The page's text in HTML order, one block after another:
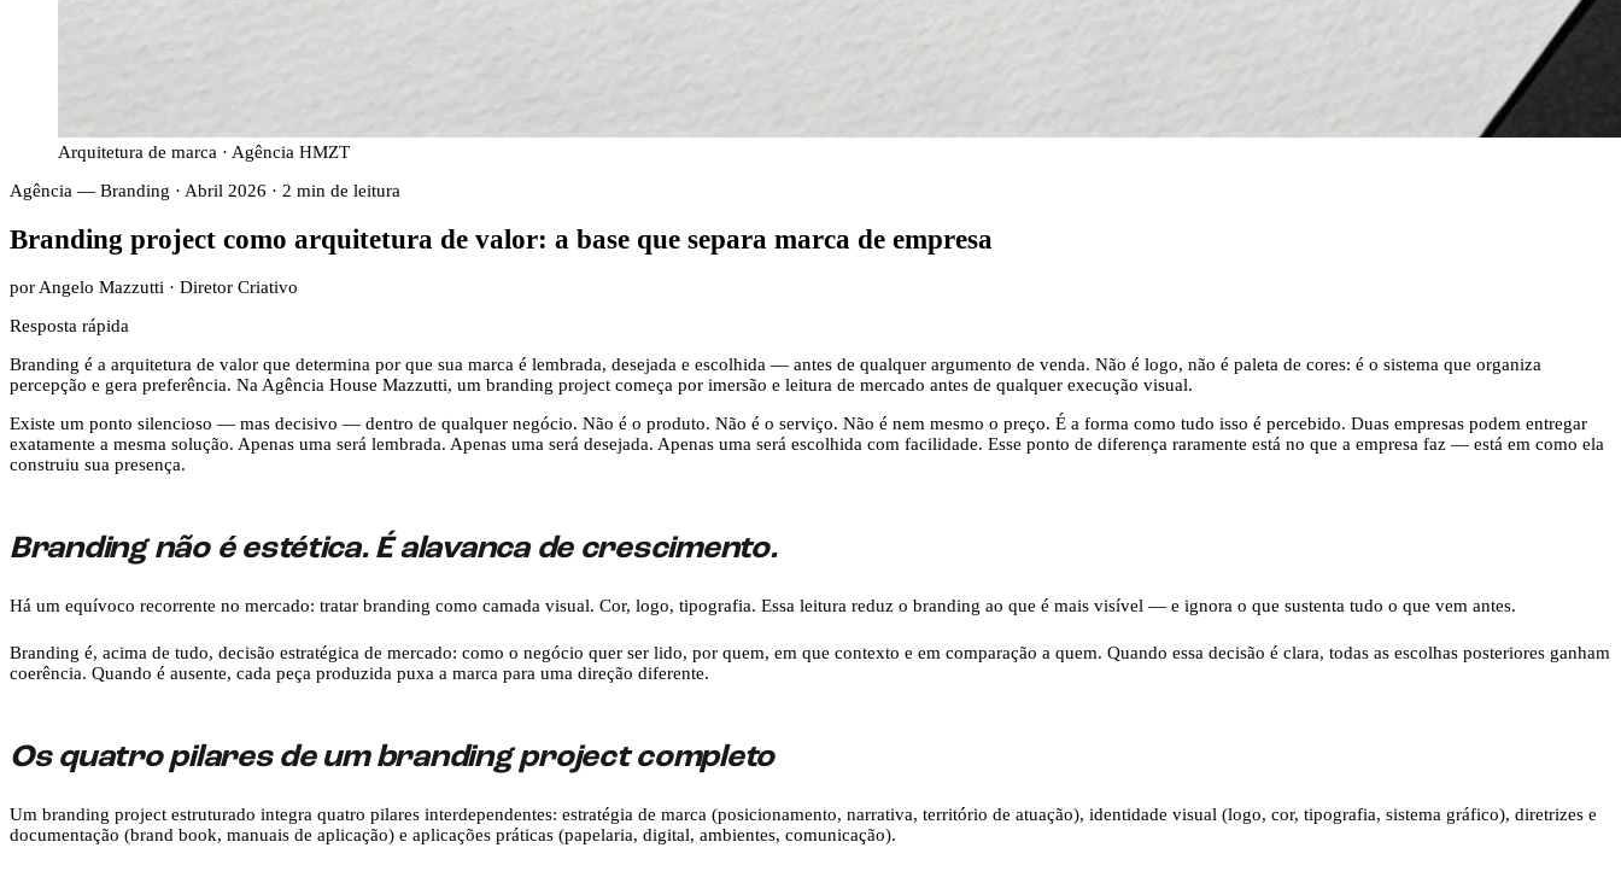
Arquitetura de marca · Agência HMZT
Agência — Branding · Abril 2026 · 2 min de leitura
Branding project como arquitetura de valor: a base que separa marca de empresa
por Angelo Mazzutti · Diretor Criativo
Resposta rápida
Branding é a arquitetura de valor que determina por que sua marca é lembrada, desejada e escolhida — antes de qualquer argumento de venda. Não é logo, não é paleta de cores: é o sistema que organiza
percepção e gera preferência. Na Agência House Mazzutti, um branding project começa por imersão e leitura de mercado antes de qualquer execução visual.
Existe um ponto silencioso — mas decisivo — dentro de qualquer negócio. Não é o produto. Não é o serviço. Não é nem mesmo o preço. É a forma como tudo isso é percebido. Duas empresas podem entregar
exatamente a mesma solução. Apenas uma será lembrada. Apenas uma será desejada. Apenas uma será escolhida com facilidade. Esse ponto de diferença raramente está no que a empresa faz — está em como ela
construiu sua presença.
Branding não é estética. É alavanca de crescimento.
Há um equívoco recorrente no mercado: tratar branding como camada visual. Cor, logo, tipografia. Essa leitura reduz o branding ao que é mais visível — e ignora o que sustenta tudo o que vem antes.
Branding é, acima de tudo, decisão estratégica de mercado: como o negócio quer ser lido, por quem, em que contexto e em comparação a quem. Quando essa decisão é clara, todas as escolhas posteriores ganham
coerência. Quando é ausente, cada peça produzida puxa a marca para uma direção diferente.
Os quatro pilares de um branding project completo
Um branding project estruturado integra quatro pilares interdependentes: estratégia de marca (posicionamento, narrativa, território de atuação), identidade visual (logo, cor, tipografia, sistema gráfico), diretrizes e
documentação (brand book, manuais de aplicação) e aplicações práticas (papelaria, digital, ambientes, comunicação).